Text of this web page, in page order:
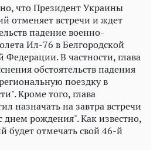
что Президент Украины
отменяет встречи и ждет
падение военно-
Ил-76 в Белгородской
Федерации. В частности, глава
обстоятельств падения
поездку в
Кроме того, глава
назначать на завтра встречи
днем рождения". Как известно,
будет отмечать свой 46-й